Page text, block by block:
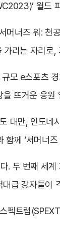
월드
머너즈 워:
리는 자리
모 e스포츠
뜨거운 응원
대만, 인도네
께 ‘서머너
. 두 번째 세
급 강자들이
펙트럼